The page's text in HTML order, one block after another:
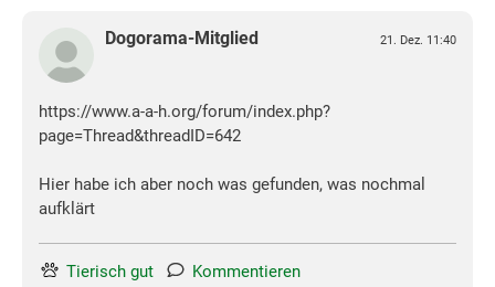
Dogorama-Mitglied 21. Dez. 11:40
https://www.a-a-h.org/forum/index.php?
page=Thread&threadID=642
Hier habe ich aber noch was gefunden, was nochmal
aufklärt
Tierisch gut Kommentieren